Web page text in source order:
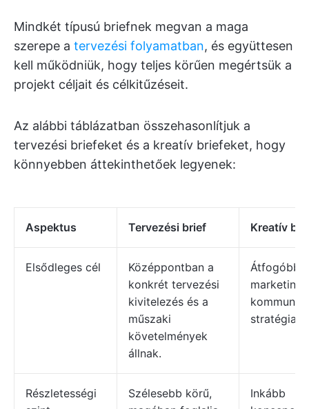
Mindkét típusú briefnek megvan a maga
szerepe a tervezési folyamatban, és együttesen
kell működniük, hogy teljes körűen megértsük a
projekt céljait és célkitűzéseit.
Az alábbi táblázatban összehasonlítjuk a
tervezési briefeket és a kreatív briefeket, hogy
könnyebben áttekinthetőek legyenek:
Aspektus Tervezési brief Kreatív
Elsődleges cél
Középpontban a
konkrét tervezési
kivitelezés és a
műszaki
követelmények
állnak.
Átfogóbb
stratégia
Részletességi
Szélesebb körű,
Inkább